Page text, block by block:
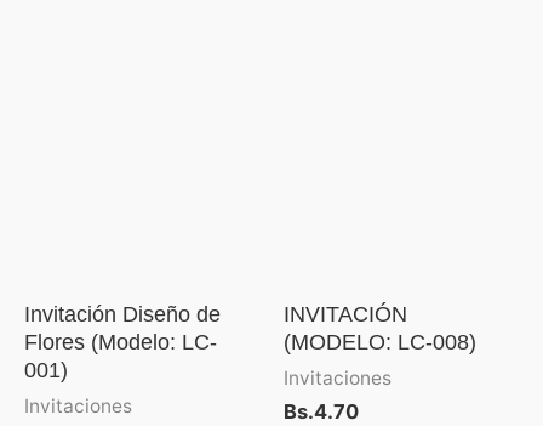
Invitación Diseño de
Flores (Modelo: LC-
001)
Invitaciones
INVITACIÓN
(MODELO: LC-008)
Invitaciones
Bs.4.70